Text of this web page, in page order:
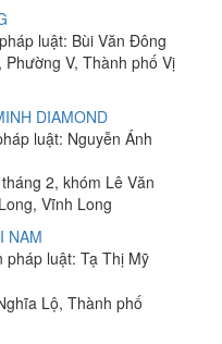
luật: Bùi Văn Đông
V, Thành phố Vị
DIAMOND
luật: Nguyễn Ánh
2, khóm Lê Văn
Vĩnh Long
NAM
pháp luật: Tạ Thị Mỹ
Lộ, Thành phố